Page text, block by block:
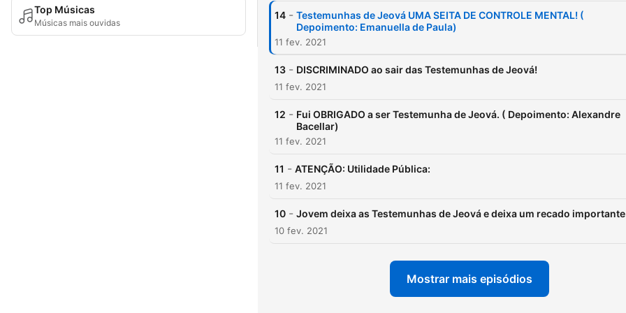
Top Músicas
Músicas mais ouvidas
14 - Testemunhas de Jeová UMA SEITA DE CONTROLE MENTAL! (
Depoimento: Emanuella de Paula)
11 fev. 2021
13 - DISCRIMINADO ao sair das Testemunhas de Jeová!
11 fev. 2021
12 - Fui OBRIGADO a ser Testemunha de Jeová. ( Depoimento: Alexandre
Bacellar)
11 fev. 2021
11 - ATENÇÃO: Utilidade Pública:
11 fev. 2021
10 - Jovem deixa as Testemunhas de Jeová e deixa um recado
10 fev. 2021
Mostrar mais episódios